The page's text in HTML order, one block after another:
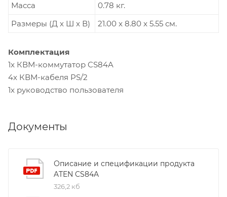
Масса
0.78 кг.
Размеры (Д х Ш х В)
21.00 x 8.80 x 5.55 см.
Комплектация
1x КВМ-коммутатор CS84A
4x КВМ-кабеля PS/2
1x руководство пользователя
Документы
Описание и спецификации продукта
ATEN CS84A
326,2 кб